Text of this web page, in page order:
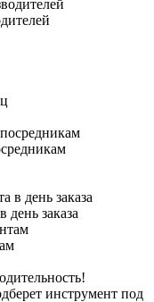
день заказа
инструмент под